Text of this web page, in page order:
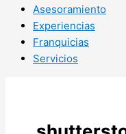
Asesoramiento
Experiencias
Franquicias
Servicios